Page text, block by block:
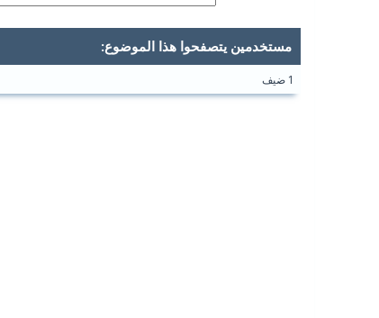
مستخدمين يتصفحوا هذا الموضوع:
1 ضيف